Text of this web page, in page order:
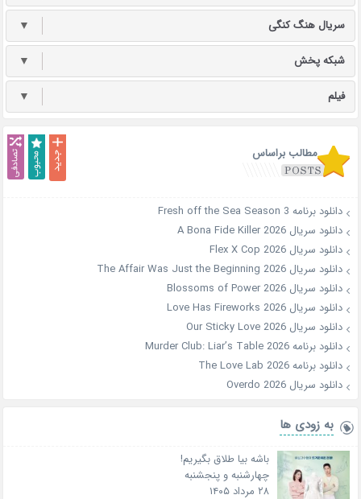
سریال هنگ کنگی ▼
شبکه پخش ▼
فیلم ▼
مطالب براساس
دانلود برنامه Fresh off the Sea Season 3
دانلود سریال A Bona Fide Killer 2026
دانلود سریال Flex X Cop 2026
دانلود سریال The Affair Was Just the Beginning 2026
دانلود سریال Blossoms of Power 2026
دانلود سریال Love Has Fireworks 2026
دانلود سریال Our Sticky Love 2026
دانلود برنامه Murder Club: Liar’s Table 2026
دانلود برنامه The Love Lab 2026
دانلود سریال Overdo 2026
به زودی ها
باشه بیا طلاق بگیریم!
چهارشنبه و پنجشنبه
۲۸ مرداد ۱۴۰۵